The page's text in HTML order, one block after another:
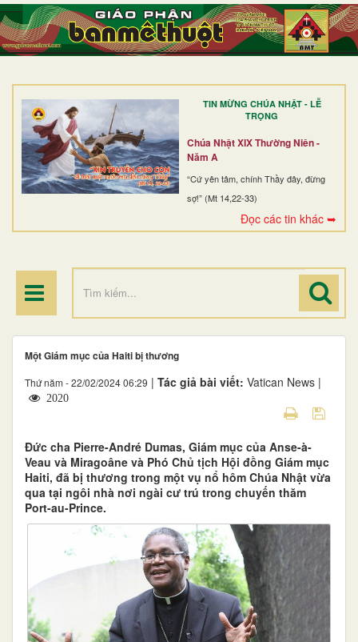
TIN MỪNG CHÚA NHẬT - LỄ
TRỌNG
Chúa Nhật XIX Thường Niên -
Năm A
“Cứ yên tâm, chính Thầy đây, đừng
sợ!” (Mt 14,22-33)
Đọc các tin khác ➥
TRANG NHẤT
GIỚI THIỆU
DÒNG TU
BAN MỤC VỤ
ĐOÀN THỂ CG
ĐIỂM HÀNH HƯƠNG
Một Giám mục của Haiti bị thương
Thứ năm - 22/02/2024 06:29 | Tác giả bài viết: Vatican News |
2020
Đức cha Pierre-André Dumas, Giám mục của Anse-à-
Veau và Miragoâne và Phó Chủ tịch Hội đồng Giám mục
Haiti, đã bị thương trong một vụ nổ hôm Chúa Nhật vừa
qua tại ngôi nhà nơi ngài cư trú trong chuyến thăm
Port-au-Prince.